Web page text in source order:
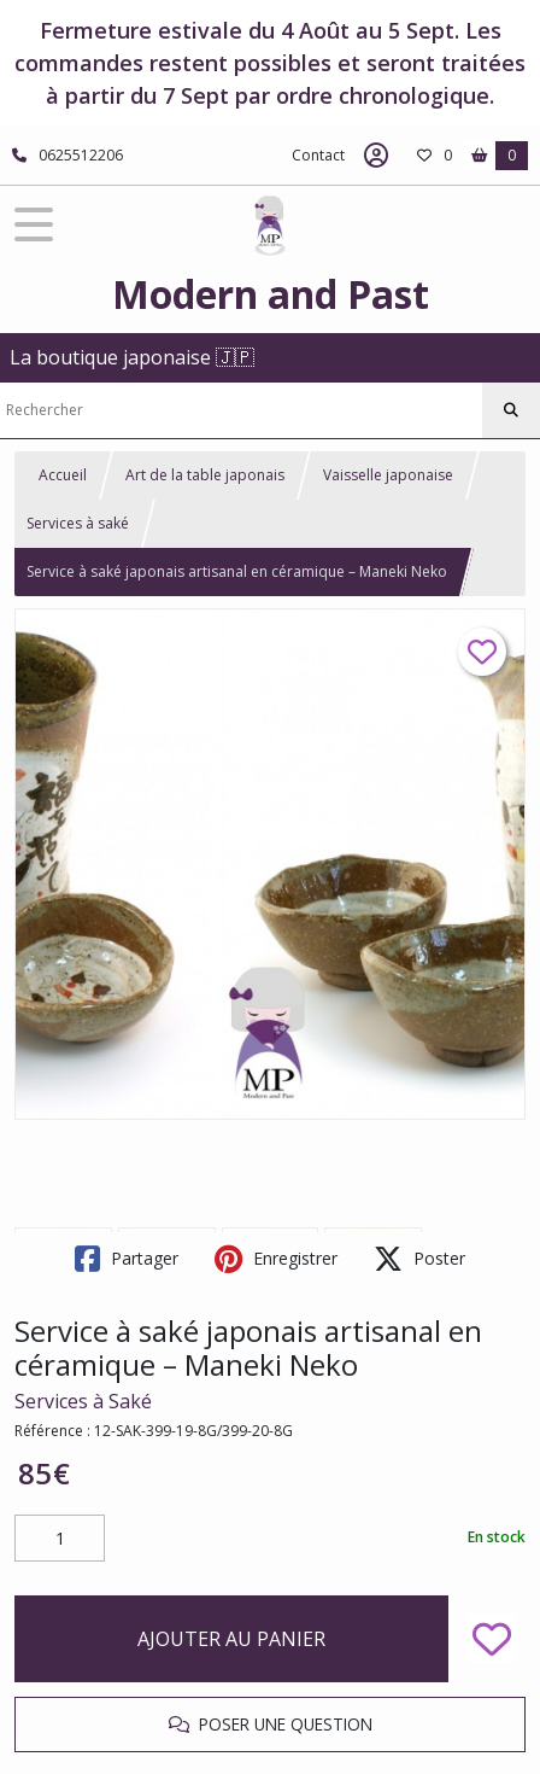
Fermeture estivale du 4 Août au 5 Sept. Les
commandes restent possibles et seront traitées
à partir du 7 Sept par ordre chronologique.
0625512206 Contact 0 0
Modern and Past
La boutique japonaise 🇯🇵
Accueil Art de la table japonais Vaisselle japonaise
Services à saké
Service à saké japonais artisanal en céramique – Maneki Neko
Partager Enregistrer Poster
Service à saké japonais artisanal en
céramique – Maneki Neko
Services à Saké
Référence : 12-SAK-399-19-8G/399-20-8G
85€
En stock
AJOUTER AU PANIER
POSER UNE QUESTION